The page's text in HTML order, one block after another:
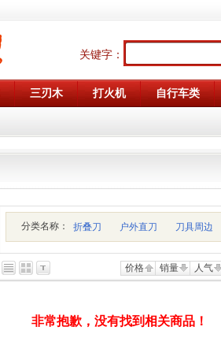
关键字：
三刃木 打火机 自行车类
分类名称： 折叠刀 户外直刀 刀具周边
价格 销量 人气
非常抱歉，没有找到相关商品！